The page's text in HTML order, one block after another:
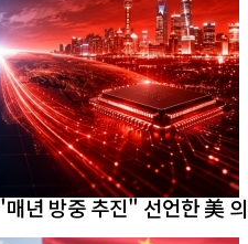
년 방중 추진" 선언한 美 의